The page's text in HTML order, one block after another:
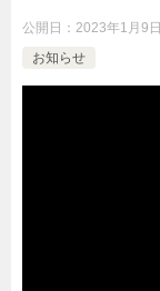
公開日： 2023年1月9日
お知らせ